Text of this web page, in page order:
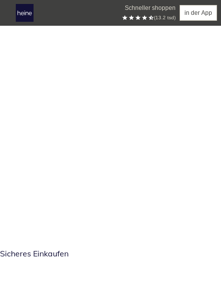
Schneller shoppen
(13.2 tsd)
in der App
Sicheres Einkaufen